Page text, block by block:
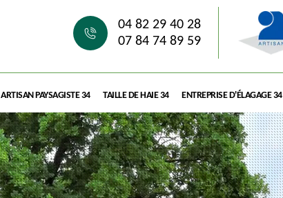
04 82 29 40 28
07 84 74 89 59
ARTISAN PAYSAGISTE 34 TAILLE DE HAIE 34 ENTREPRISE D'ÉLAGAGE 34